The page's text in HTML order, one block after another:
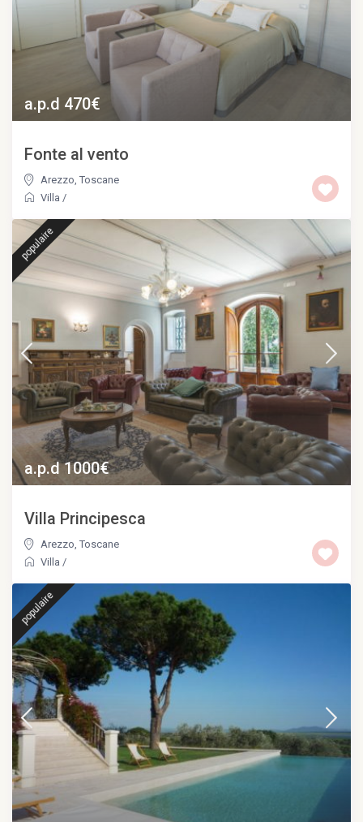
a.p.d 470€
Fonte al vento
Arezzo,Toscane
Villa /
a.p.d 1000€
populaire
Villa Principesca
Arezzo,Toscane
Villa /
populaire